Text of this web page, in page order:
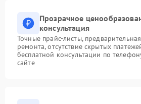
Прозрачное
консультация
Точные прайс-листы,
ремонта, отсутствие скрытых
бесплатной консультации по
сайте